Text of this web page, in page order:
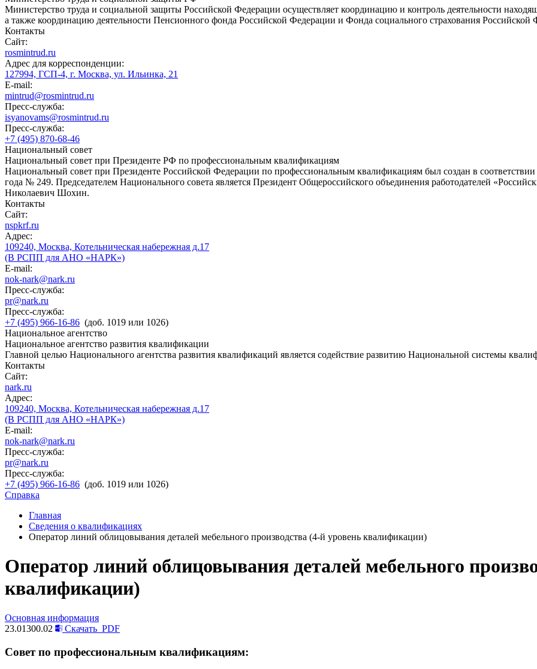
Министерство труда и социальной защиты Российской Федерации осуществляет координацию и контроль деятельности
а также координацию деятельности Пенсионного фонда Российской Федерации и Фонда социального страхования Российской
Контакты
Сайт:
rosmintrud.ru
Адрес для корреспонденции:
127994, ГСП-4, г. Москва, ул. Ильинка, 21
E-mail:
mintrud@rosmintrud.ru
Пресс-служба:
isyanovams@rosmintrud.ru
Пресс-служба:
+7 (495) 870-68-46
Национальный совет
Национальный совет при Президенте РФ по профессиональным квалификациям
Национальный совет при Президенте Российской Федерации по профессиональным квалификациям был создан в
года № 249. Председателем Национального совета является Президент Общероссийского объединения работодателей
Николаевич Шохин.
Контакты
Сайт:
nspkrf.ru
Адрес:
109240, Москва, Котельническая набережная д.17
(В РСПП для АНО «НАРК»)
E-mail:
nok-nark@nark.ru
Пресс-служба:
pr@nark.ru
Пресс-служба:
+7 (495) 966-16-86 (доб. 1019 или 1026)
Национальное агентство
Национальное агентство развития квалификации
Главной целью Национального агентства развития квалификаций является содействие развитию Национальной системы
Контакты
Сайт:
nark.ru
Адрес:
109240, Москва, Котельническая набережная д.17
(В РСПП для АНО «НАРК»)
E-mail:
nok-nark@nark.ru
Пресс-служба:
pr@nark.ru
Пресс-служба:
+7 (495) 966-16-86 (доб. 1019 или 1026)
Справка
Главная
Сведения о квалификациях
Оператор линий облицовывания деталей мебельного производства (4-й уровень квалификации)
Оператор линий облицовывания деталей мебельного
квалификации)
Основная информация
23.01300.02
Скачать PDF
Совет по профессиональным квалификациям: